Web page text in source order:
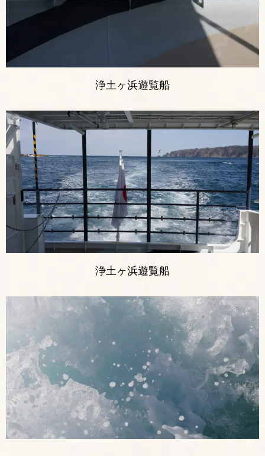
浄土ヶ浜遊覧船
浄土ヶ浜遊覧船